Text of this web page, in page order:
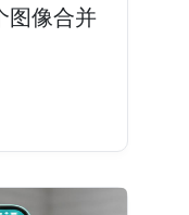
图像合并